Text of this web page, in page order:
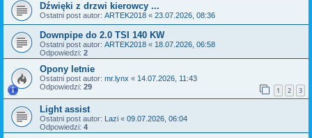
Dźwięki z drzwi kierowcy ...
Ostatni post autor: ARTEK2018 « 23.07.2026, 08:36
Downpipe do 2.0 TSI 140 KW
Ostatni post autor: ARTEK2018 « 18.07.2026, 06:58
Odpowiedzi: 2
Opony letnie
Ostatni post autor: mr.lynx « 14.07.2026, 11:43
Odpowiedzi: 29 1 2 3
Light assist
Ostatni post autor: Lazi « 09.07.2026, 06:04
Odpowiedzi: 4